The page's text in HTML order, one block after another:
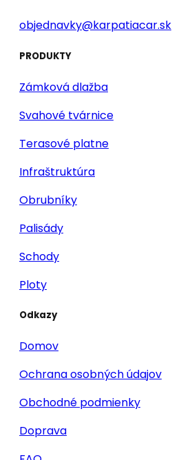
objednavky@karpatiacar.sk
PRODUKTY
Zámková dlažba
Svahové tvárnice
Terasové platne
Infraštruktúra
Obrubníky
Palisády
Schody
Ploty
Odkazy
Domov
Ochrana osobných údajov
Obchodné podmienky
Doprava